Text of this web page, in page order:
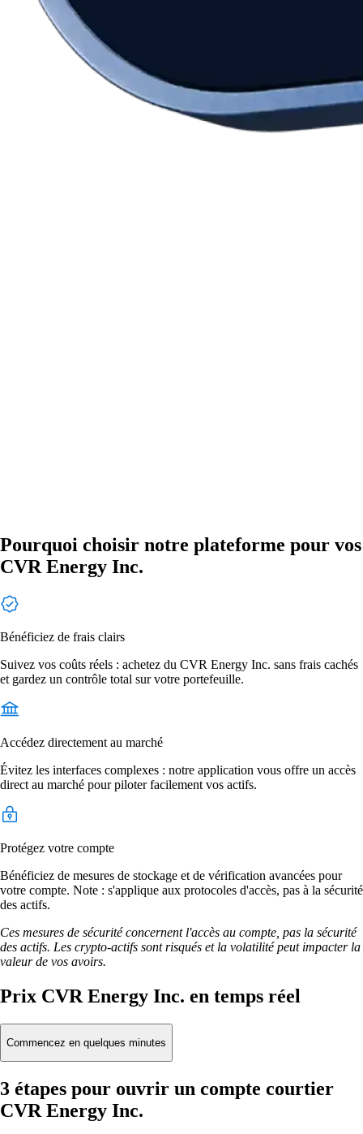
Pourquoi choisir notre plateforme pour vos
CVR Energy Inc.
Bénéficiez de frais clairs
Suivez vos coûts réels : achetez du CVR Energy Inc. sans frais cachés
et gardez un contrôle total sur votre portefeuille.
Accédez directement au marché
Évitez les interfaces complexes : notre application vous offre un accès
direct au marché pour piloter facilement vos actifs.
Protégez votre compte
Bénéficiez de mesures de stockage et de vérification avancées pour
votre compte. Note : s'applique aux protocoles d'accès, pas à la sécurité
des actifs.
Ces mesures de sécurité concernent l'accès au compte, pas la sécurité
des actifs. Les crypto-actifs sont risqués et la volatilité peut impacter la
valeur de vos avoirs.
Prix CVR Energy Inc. en temps réel
Commencez en quelques minutes
3 étapes pour ouvrir un compte courtier
CVR Energy Inc.